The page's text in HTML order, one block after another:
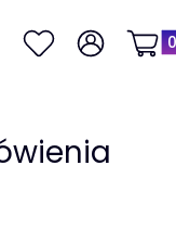
UlubioneZaloguj się